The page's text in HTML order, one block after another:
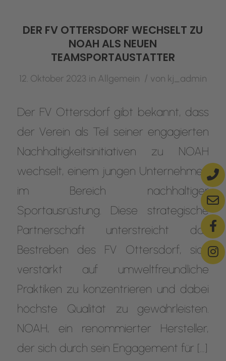
DER FV OTTERSDORF WECHSELT ZU
NOAH ALS NEUEN
TEAMSPORTAUSTATTER
12. Oktober 2023 in Allgemein / von kj_admin
Der FV Ottersdorf gibt bekannt, dass
der Verein als Teil seiner engagierten
Nachhaltigkeitsinitiativen zu NOAH
wechselt, einem jungen Unternehmen
im Bereich nachhaltiger
Sportausrüstung. Diese strategische
Partnerschaft unterstreicht das
Bestreben des FV Ottersdorf, sich
verstärkt auf umweltfreundliche
Praktiken zu konzentrieren und dabei
höchste Qualität zu gewährleisten.
NOAH, ein renommierter Hersteller,
der sich durch sein Engagement für […]